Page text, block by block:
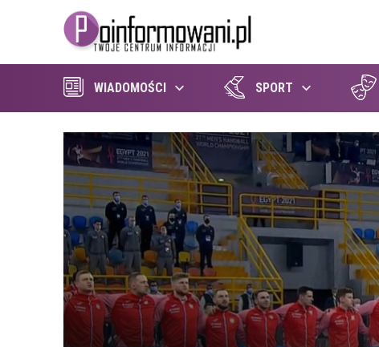
WIADOMOŚCI SPORT